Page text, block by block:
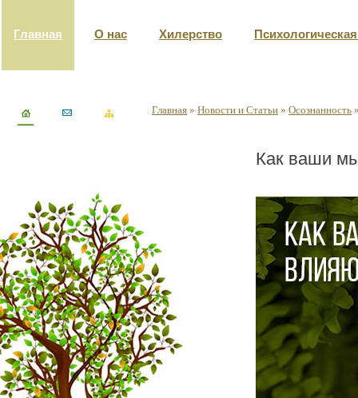
Главная О нас Хилерство
Главная » Новости и Статьи » Осознанность
Как ваши